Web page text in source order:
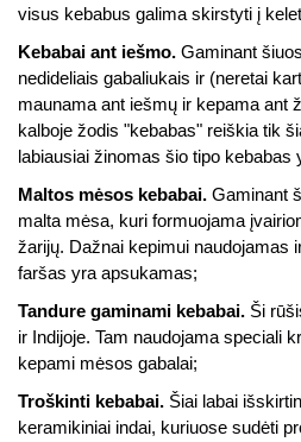
visus kebabus galima skirstyti į
Kebabai ant iešmo. Gaminant
nedideliais gabaliukais ir (neretai
maunama ant iešmų ir kepama ant
kalboje žodis "kebabas" reiškia tik
labiausiai žinomas šio tipo kebabas
Maltos mėsos kebabai. Gaminant
malta mėsa, kuri formuojama
žarijų. Dažnai kepimui naudojamas
faršas yra apsukamas;
Tandure gaminami kebabai. Ši
ir Indijoje. Tam naudojama speciali
kepami mėsos gabalai;
Troškinti kebabai. Šiai labai
keramikiniai indai, kuriuose sudėti